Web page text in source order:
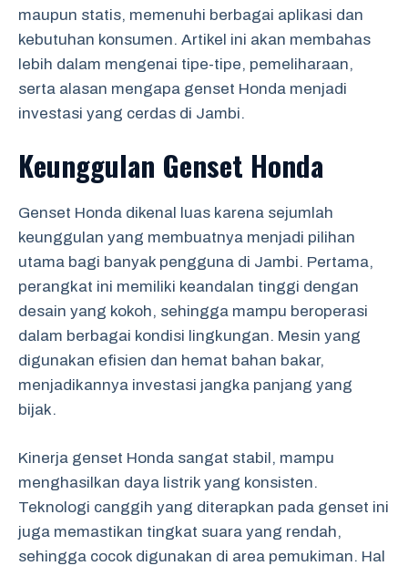
maupun statis, memenuhi berbagai aplikasi dan
kebutuhan konsumen. Artikel ini akan membahas
lebih dalam mengenai tipe-tipe, pemeliharaan,
serta alasan mengapa genset Honda menjadi
investasi yang cerdas di Jambi.
Keunggulan Genset Honda
Genset Honda dikenal luas karena sejumlah
keunggulan yang membuatnya menjadi pilihan
utama bagi banyak pengguna di Jambi. Pertama,
perangkat ini memiliki keandalan tinggi dengan
desain yang kokoh, sehingga mampu beroperasi
dalam berbagai kondisi lingkungan. Mesin yang
digunakan efisien dan hemat bahan bakar,
menjadikannya investasi jangka panjang yang
bijak.
Kinerja genset Honda sangat stabil, mampu
menghasilkan daya listrik yang konsisten.
Teknologi canggih yang diterapkan pada genset ini
juga memastikan tingkat suara yang rendah,
sehingga cocok digunakan di area pemukiman. Hal